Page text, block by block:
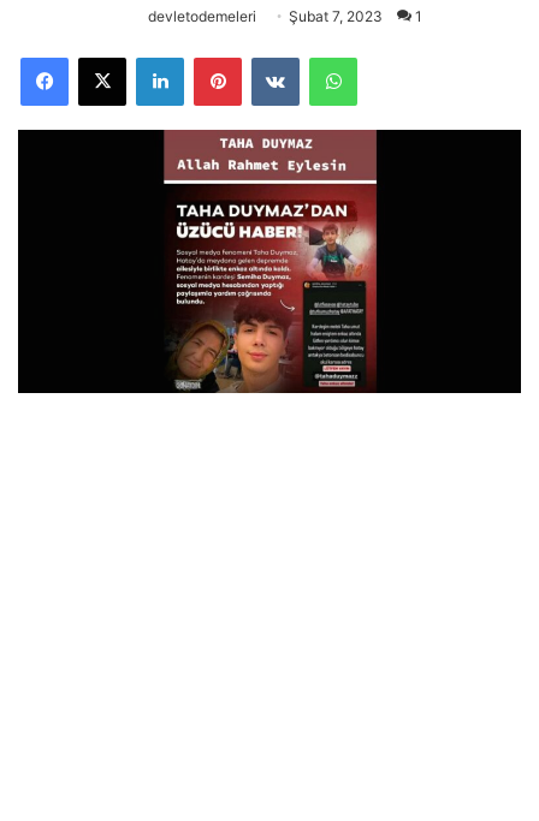
devletodemeleri Şubat 7, 2023 1